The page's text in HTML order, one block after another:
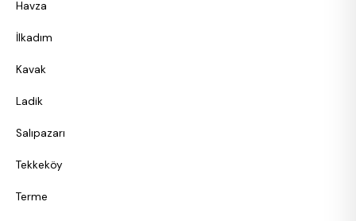
Havza
İlkadım
Kavak
Ladik
Salıpazarı
Tekkeköy
Terme